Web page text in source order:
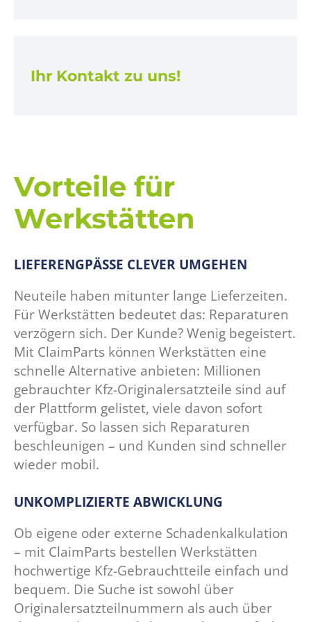
Ihr Kontakt zu uns!
Vorteile für
Werkstätten
LIEFERENGPÄSSE CLEVER UMGEHEN
Neuteile haben mitunter lange Lieferzeiten.
Für Werkstätten bedeutet das: Reparaturen
verzögern sich. Der Kunde? Wenig begeistert.
Mit ClaimParts können Werkstätten eine
schnelle Alternative anbieten: Millionen
gebrauchter Kfz-Originalersatzteile sind auf
der Plattform gelistet, viele davon sofort
verfügbar. So lassen sich Reparaturen
beschleunigen – und Kunden sind schneller
wieder mobil.
UNKOMPLIZIERTE ABWICKLUNG
Ob eigene oder externe Schadenkalkulation
– mit ClaimParts bestellen Werkstätten
hochwertige Kfz-Gebrauchtteile einfach und
bequem. Die Suche ist sowohl über
Originalersatzteilnummern als auch über